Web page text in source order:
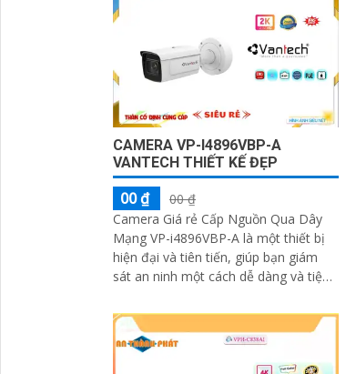
CAMERA VP-I4896VBP-A
VANTECH THIẾT KẾ ĐẸP
00 ₫
00 ₫
Camera Giá rẻ Cấp Nguồn Qua Dây
Mạng VP-i4896VBP-A là một thiết bị
hiện đại và tiên tiến, giúp bạn giám
sát an ninh một cách dễ dàng và tiện